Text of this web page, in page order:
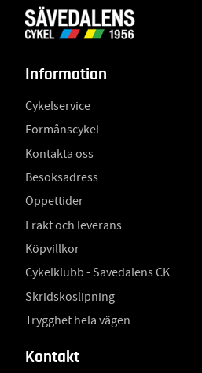
Information
Cykelservice
Förmånscykel
Kontakta oss
Besöksadress
Öppettider
Frakt och leverans
Köpvillkor
Cykelklubb - Sävedalens CK
Skridskoslipning
Trygghet hela vägen
Kontakt